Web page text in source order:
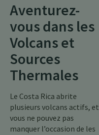
Aventurez-
vous dans les
Volcans et
Sources
Thermales
Le Costa Rica abrite
plusieurs volcans actifs, et
vous ne pouvez pas
manquer l’occasion de les